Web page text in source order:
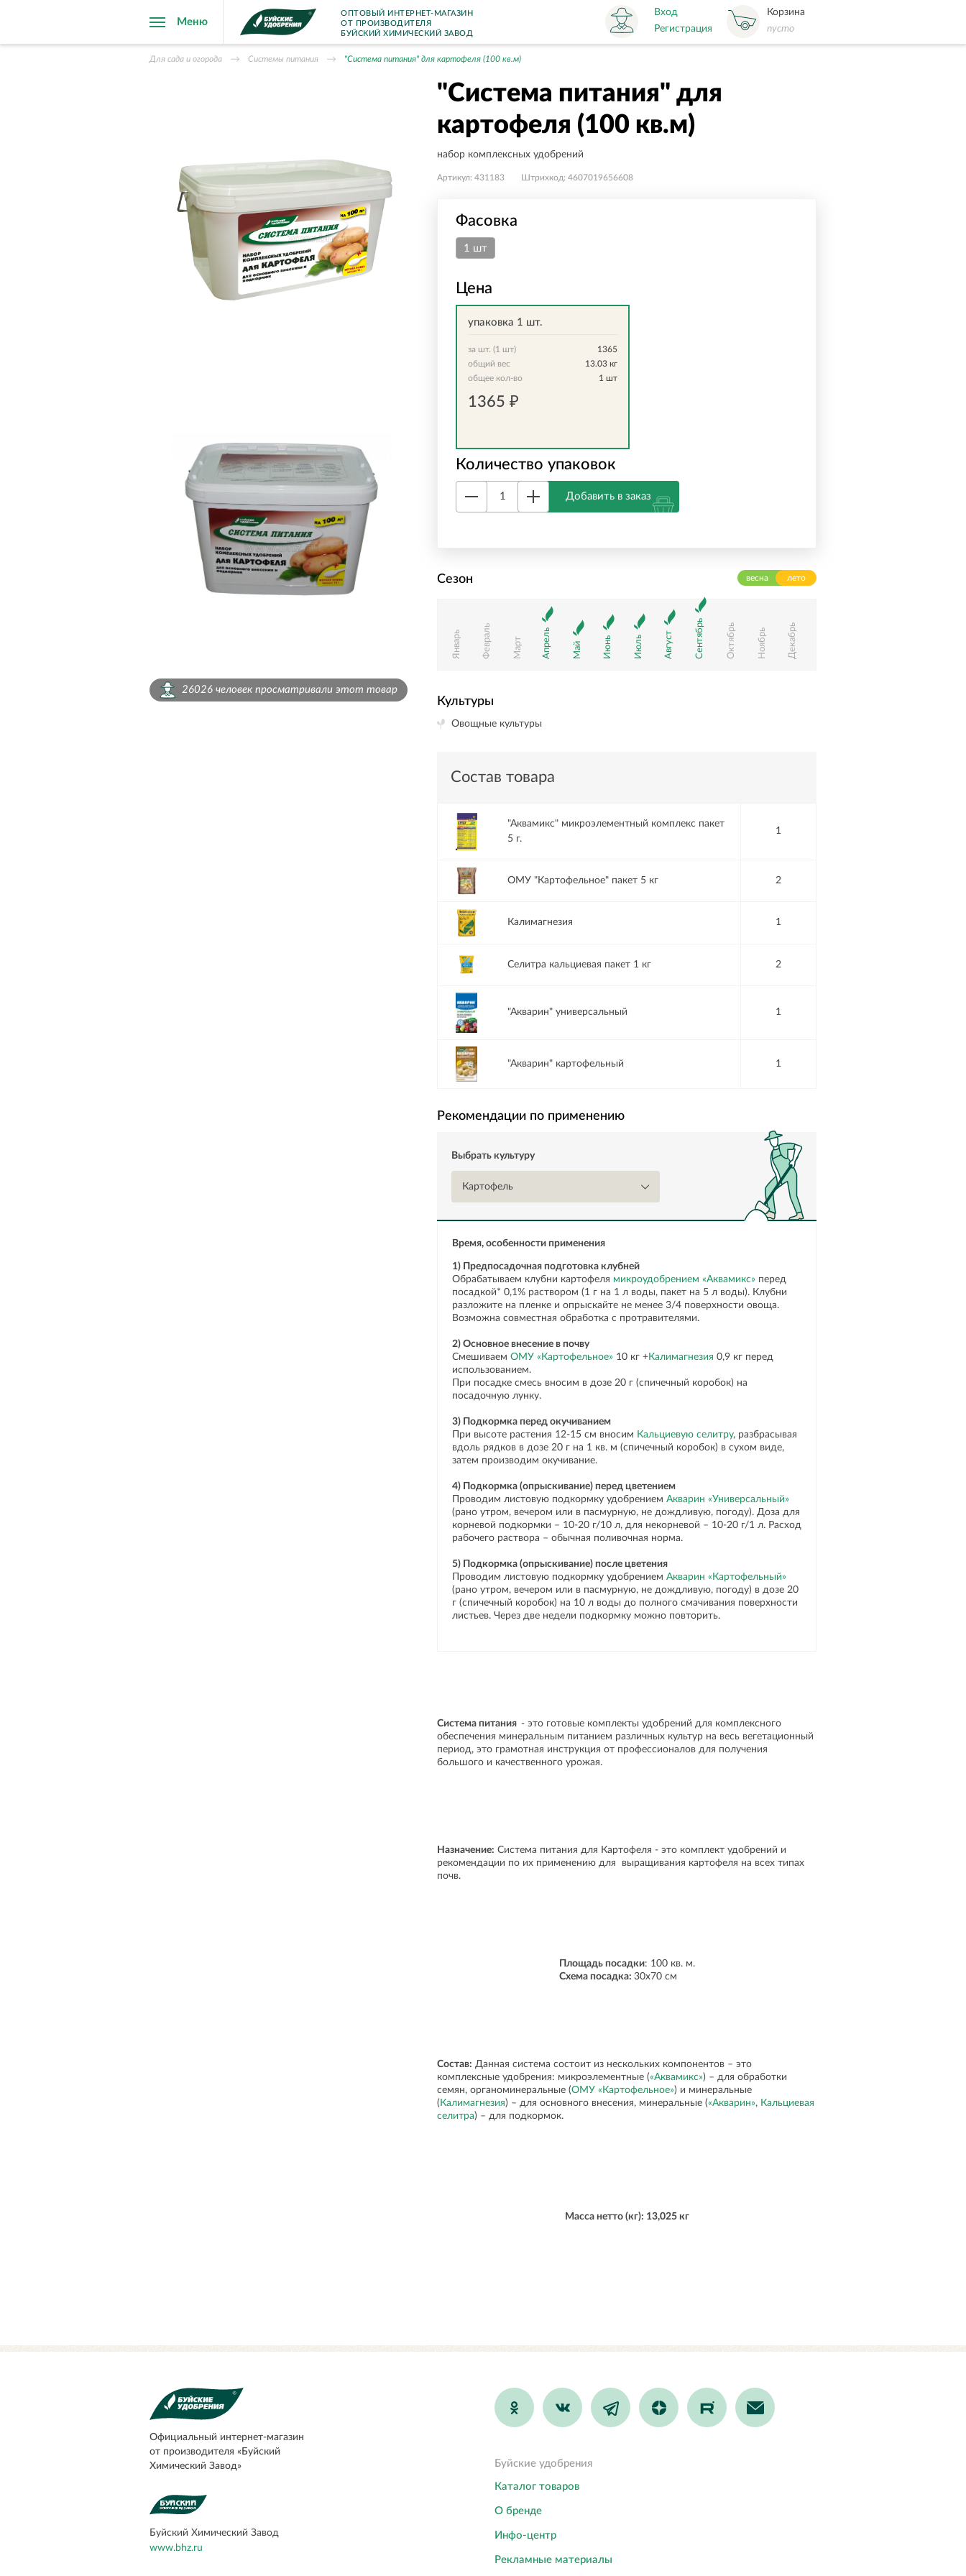
Меню
ОПТОВЫЙ ИНТЕРНЕТ-МАГАЗИН
ОТ ПРОИЗВОДИТЕЛЯ
БУЙСКИЙ ХИМИЧЕСКИЙ ЗАВОД
Корзина
пусто
Вход
Регистрация
Для сада и огорода Системы питания "Система питания" для картофеля (100 кв.м)
26026 человек просматривали этот товар
"Система питания" для
картофеля (100 кв.м)
набор комплексных удобрений
Артикул: 431183 Штрихкод: 4607019656608
Фасовка
1 шт
Цена
упаковка 1 шт.
за шт. (1 шт)
1365
общий вес
13.03 кг
общее кол-во
1 шт
1365 ₽
Количество упаковок
Добавить в заказ
Сезон весна лето
Январь Февраль Март Апрель Май Июнь Июль Август Сентябрь Октябрь Ноябрь Декабрь
Культуры
Овощные культуры
Состав товара
"Аквамикс" микроэлементный комплекс пакет
5 г.
1
ОМУ "Картофельное" пакет 5 кг 2
Калимагнезия 1
Селитра кальциевая пакет 1 кг 2
"Акварин" универсальный 1
"Акварин" картофельный 1
Рекомендации по применению
Выбрать культуру
Картофель
Время, особенности применения
1) Предпосадочная подготовка клубней
Обрабатываем клубни картофеля микроудобрением «Аквамикс» перед
посадкой* 0,1% раствором (1 г на 1 л воды, пакет на 5 л воды). Клубни
разложите на пленке и опрыскайте не менее 3/4 поверхности овоща.
Возможна совместная обработка с протравителями.
2) Основное внесение в почву
Смешиваем ОМУ «Картофельное» 10 кг +Калимагнезия 0,9 кг перед
использованием.
При посадке смесь вносим в дозе 20 г (спичечный коробок) на
посадочную лунку.
3) Подкормка перед окучиванием
При высоте растения 12-15 см вносим Кальциевую селитру, разбрасывая
вдоль рядков в дозе 20 г на 1 кв. м (спичечный коробок) в сухом виде,
затем производим окучивание.
4) Подкормка (опрыскивание) перед цветением
Проводим листовую подкормку удобрением Акварин «Универсальный»
(рано утром, вечером или в пасмурную, не дождливую, погоду). Доза для
корневой подкормки – 10-20 г/10 л, для некорневой – 10-20 г/1 л. Расход
рабочего раствора – обычная поливочная норма.
5) Подкормка (опрыскивание) после цветения
Проводим листовую подкормку удобрением Акварин «Картофельный»
(рано утром, вечером или в пасмурную, не дождливую, погоду) в дозе 20
г (спичечный коробок) на 10 л воды до полного смачивания поверхности
листьев. Через две недели подкормку можно повторить.
Система питания - это готовые комплекты удобрений для комплексного
обеспечения минеральным питанием различных культур на весь вегетационный
период, это грамотная инструкция от профессионалов для получения
большого и качественного урожая.
Назначение: Система питания для Картофеля - это комплект удобрений и
рекомендации по их применению для выращивания картофеля на всех типах
почв.
Площадь посадки: 100 кв. м.
Схема посадка: 30х70 см
Состав: Данная система состоит из нескольких компонентов – это
комплексные удобрения: микроэлементные («Аквамикс») – для обработки
семян, органоминеральные (ОМУ «Картофельное») и минеральные
( Калимагнезия) – для основного внесения, минеральные («Акварин», Кальциевая
селитра) – для подкормок.
Масса нетто (кг): 13,025 кг
Официальный интернет-магазин
от производителя «Буйский
Химический Завод»
Буйский Химический Завод
www.bhz.ru
Буйские удобрения
Каталог товаров
О бренде
Инфо-центр
Рекламные материалы